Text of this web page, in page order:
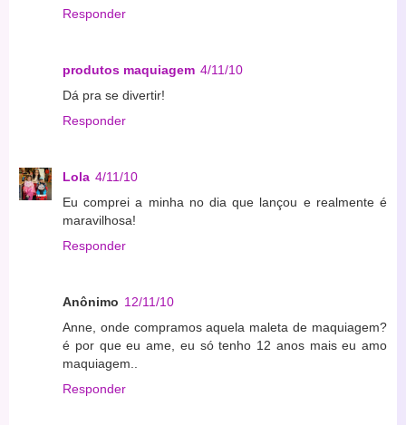
Responder
produtos maquiagem 4/11/10
Dá pra se divertir!
Responder
Lola 4/11/10
Eu comprei a minha no dia que lançou e realmente é
maravilhosa!
Responder
Anônimo 12/11/10
Anne, onde compramos aquela maleta de maquiagem?
é por que eu ame, eu só tenho 12 anos mais eu amo
maquiagem..
Responder